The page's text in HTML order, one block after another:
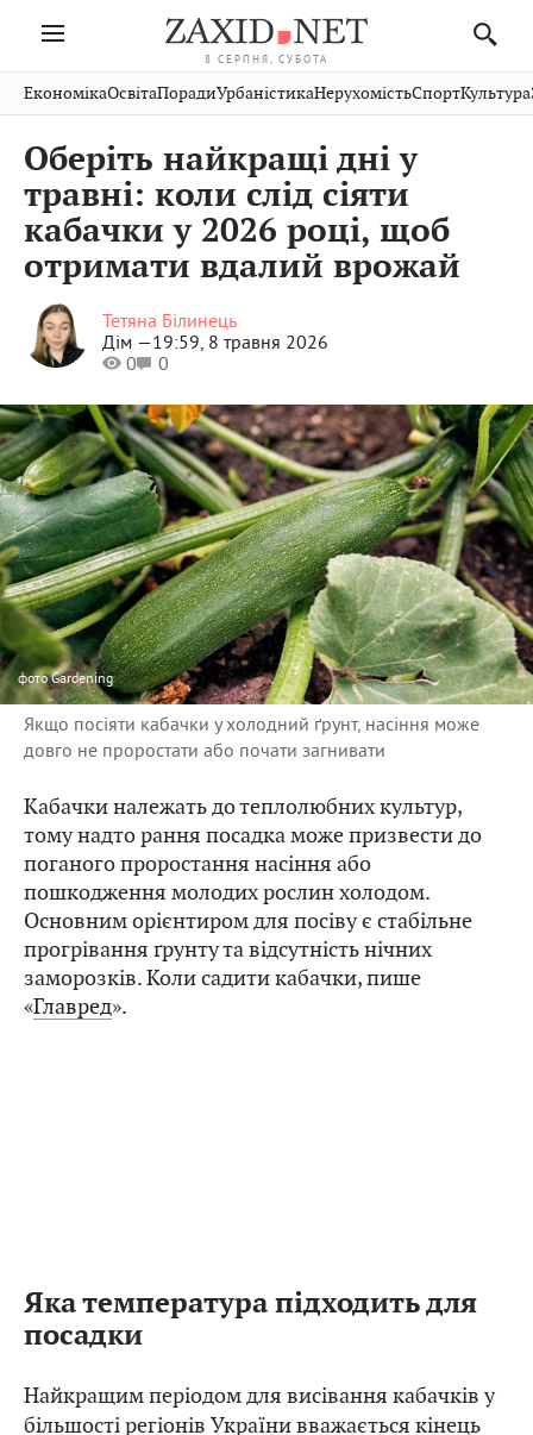
8 СЕРПНЯ, СУБОТА
Івано-
Франківськ
Тернопіль
Волинь
Закарпаття
Рівне
Чернівці
Шептицький
Стрий
Хмельницький
Вінниця
Публікації
Авто СловкоКультура
Кіно Дім СпортКраєзнавство
ФотоОсвітаНерухомість
тварини
ЕкономікаОсвітаПорадиУрбаністикаНерухомістьСпортКультура
Оберіть найкращі дні у
травні: коли слід сіяти
кабачки у 2026 році, щоб
отримати вдалий врожай
Тетяна Білинець
Дім —19:59, 8 травня 2026
0
0
фотоGardening
Якщо посіяти кабачки у холодний ґрунт, насіння може
довго не проростати або почати загнивати
Кабачки належать до теплолюбних культур,
тому надто рання посадка може призвести до
поганого проростання насіння або
пошкодження молодих рослин холодом.
Основним орієнтиром для посіву є стабільне
прогрівання ґрунту та відсутність нічних
заморозків. Коли садити кабачки, пише
«Главред».
Яка температура підходить для
посадки
Найкращим періодом для висівання кабачків у
більшості регіонів України вважається кінець